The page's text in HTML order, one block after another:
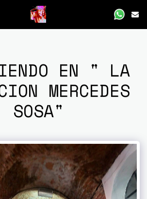
EN " LA
MERCEDES
SOSA"